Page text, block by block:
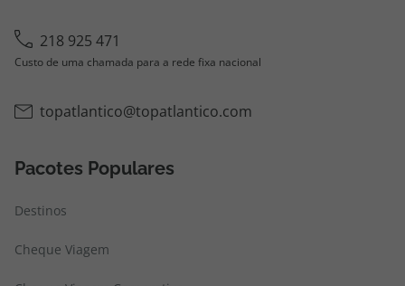
218 925 471
Custo de uma chamada para a rede fixa nacional
topatlantico@topatlantico.com
Pacotes Populares
Destinos
Cheque Viagem